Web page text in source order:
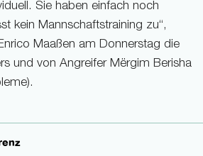
Sie haben einfach noch
kein Mannschaftstraining zu“,
Maaßen am Donnerstag die
und von Angreifer Mërgim Berisha